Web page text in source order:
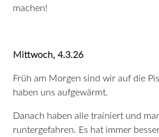
machen!
Mittwoch, 4.3.26
Früh am Morgen sind wir auf die
haben uns aufgewärmt.
Danach haben alle trainiert und
runtergefahren. Es hat immer